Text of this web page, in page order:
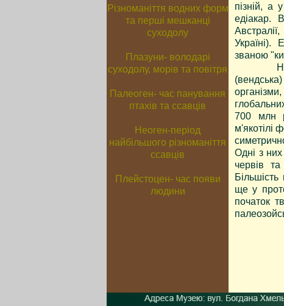
пізній, а
едіакар.
Україні).
званою
700 млн
м'якотілі
Одні з них
червів
ще у
початок